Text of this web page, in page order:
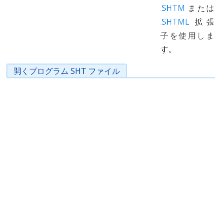
.SHTM または
.SHTML 拡張
子を使用しま
す。
開くプログラム SHT ファイル